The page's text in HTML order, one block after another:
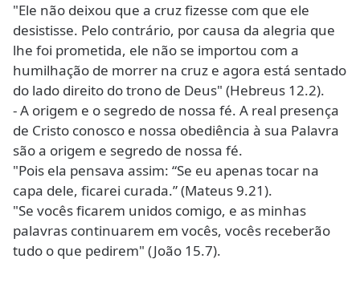
"Ele não deixou que a cruz fizesse com que ele
desistisse. Pelo contrário, por causa da alegria que
lhe foi prometida, ele não se importou com a
humilhação de morrer na cruz e agora está sentado
do lado direito do trono de Deus" (Hebreus 12.2).
- A origem e o segredo de nossa fé. A real presença
de Cristo conosco e nossa obediência à sua Palavra
são a origem e segredo de nossa fé.
"Pois ela pensava assim: “Se eu apenas tocar na
capa dele, ficarei curada.” (Mateus 9.21).
"Se vocês ficarem unidos comigo, e as minhas
palavras continuarem em vocês, vocês receberão
tudo o que pedirem" (João 15.7).